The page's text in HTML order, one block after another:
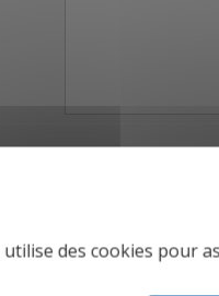
utilise des cookies pour